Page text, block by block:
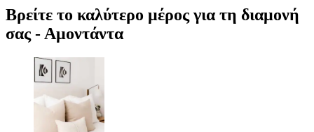
Βρείτε το καλύτερο μέρος για τη διαμονή
σας - Αμοντάντα